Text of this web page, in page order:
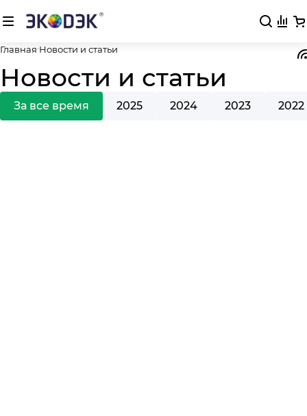
Главная Новости и статьи
Новости и статьи
За все время 2025 2024 2023 2022